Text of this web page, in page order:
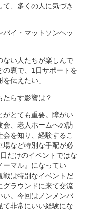
、多くの人に気づき
イ・マットソンヘッ
ない人たちが楽しんで
裏で、1日サポートを
伝えたい」
らす影響は？
がとても重要。障がい
会、老人ホームへの訪
を知り、経験するこ
場など特別な手配が必
だけのイベントではな
ーマル』になってい
戦は特別なイベントだ
グラウンドに来て交流
い。今回はノンメンバ
て非常にいい経験にな